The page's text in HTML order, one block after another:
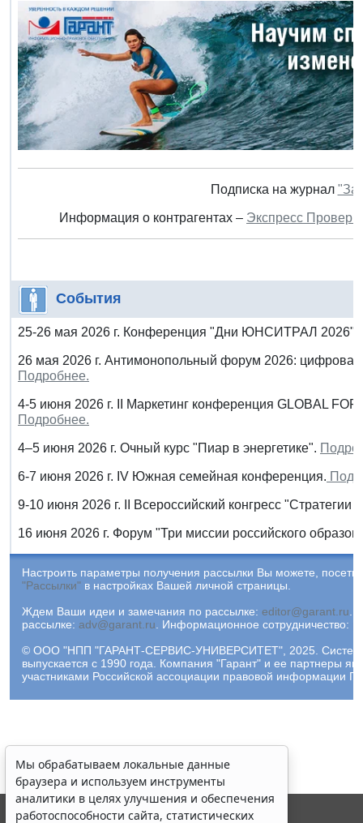
Подписка на журнал
Информация о контрагентах – Экспресс
События
25-26 мая 2026 г. Конференция "Дни ЮНСИТРАЛ 2026".
26 мая 2026 г. Антимонопольный форум 2026: цифровая
Подробнее.
4-5 июня 2026 г. II Маркетинг конференция GLOBAL
Подробнее.
4–5 июня 2026 г. Очный курс "Пиар в энергетике".
6-7 июня 2026 г. IV Южная семейная конференция.
9-10 июня 2026 г. II Всероссийский конгресс "Стратегии
16 июня 2026 г. Форум "Три миссии российского
Настроить параметры получения рассылки Вы можете,
"Рассылки" в настройках Вашей личной страницы.
Ждем Ваши идеи и замечания по рассылке: editor@garant.ru.
рассылке: adv@garant.ru. Информационное сотрудничество:
© ООО "НПП "ГАРАНТ-СЕРВИС-УНИВЕРСИТЕТ", 2025.
выпускается с 1990 года. Компания "Гарант" и ее партнеры
участниками Российской ассоциации правовой информации
Мы обрабатываем локальные данные
браузера и используем инструменты
аналитики в целях улучшения и обеспечения
работоспособности сайта, статистических